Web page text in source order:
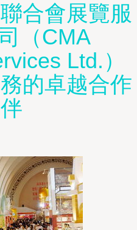
合會展覽服
（CMA
Ltd.）
的卓越合作